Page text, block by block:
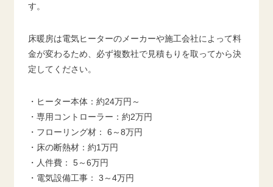
す。
床暖房は電気ヒーターのメーカーや施工会社によって料
金が変わるため、必ず複数社で見積もりを取ってから決
定してください。
・ヒーター本体：約24万円～
・専用コントローラー：約2万円
・フローリング材： 6～8万円
・床の断熱材：約1万円
・人件費： 5～6万円
・電気設備工事： 3～4万円